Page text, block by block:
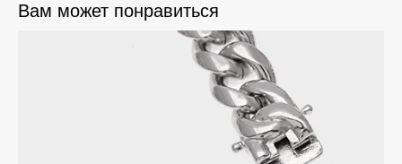
Вам может понравиться